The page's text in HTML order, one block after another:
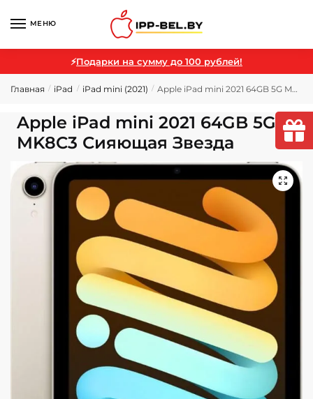
МЕНЮ
⚡Подарки на сумму до 100 рублей!
Главная / iPad / iPad mini (2021) / Apple iPad mini 2021 64GB 5G MK8C3 Сияющая Звезда
Apple iPad mini 2021 64GB 5G
MK8C3 Сияющая Звезда
🔍